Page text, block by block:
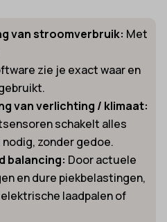
van stroomverbruik: Met
zie je exact waar en
van verlichting / klimaat:
schakelt alles
zonder gedoe.
balancing: Door actuele
en dure piekbelastingen,
laadpalen of